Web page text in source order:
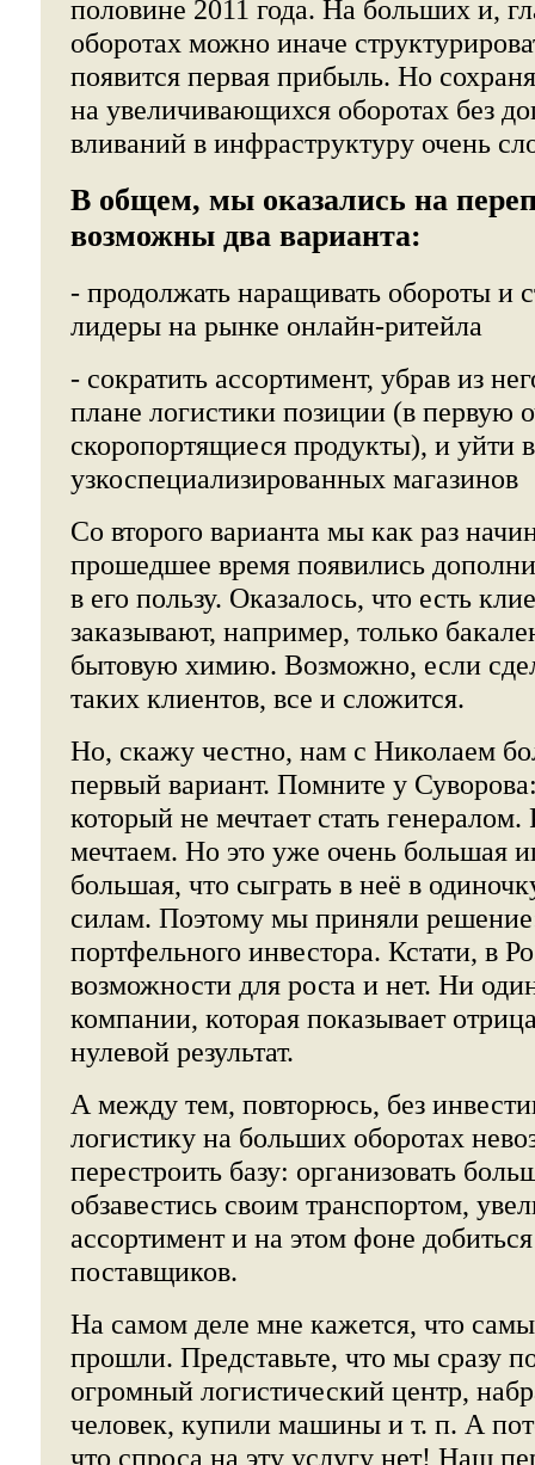
половине 2011 года. На больших и,
оборотах можно иначе
появится первая прибыль. Но
на увеличивающихся оборотах без
вливаний в инфраструктуру очень
В общем, мы оказались на
возможны два варианта:
- продолжать наращивать обороты и
лидеры на рынке онлайн-ритейла
- сократить ассортимент, убрав из
плане логистики позиции (в первую
скоропортящиеся продукты), и уйти
узкоспециализированных магазинов
Со второго варианта мы как раз
прошедшее время появились
в его пользу. Оказалось, что есть
заказывают, например, только
бытовую химию. Возможно, если
таких клиентов, все и сложится.
Но, скажу честно, нам с Николаем
первый вариант. Помните у
который не мечтает стать
мечтаем. Но это уже очень большая
большая, что сыграть в неё в
силам. Поэтому мы приняли
портфельного инвестора. Кстати, в
возможности для роста и нет. Ни
компании, которая показывает
нулевой результат.
А между тем, повторюсь, без
логистику на больших оборотах
перестроить базу: организовать
обзавестись своим транспортом,
ассортимент и на этом фоне
поставщиков.
На самом деле мне кажется, что
прошли. Представьте, что мы сразу
огромный логистический центр,
человек, купили машины и т. п. А
что спроса на эту услугу нет! Наш